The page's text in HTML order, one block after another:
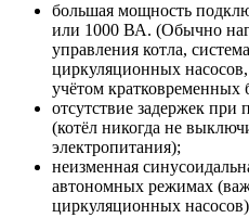
большая мощность
или 1000 ВА. (Обычно
управления котла,
циркуляционных
учётом кратковременных
отсутствие задержек
(котёл никогда не
электропитания);
неизменная
автономных режимах
циркуляционных